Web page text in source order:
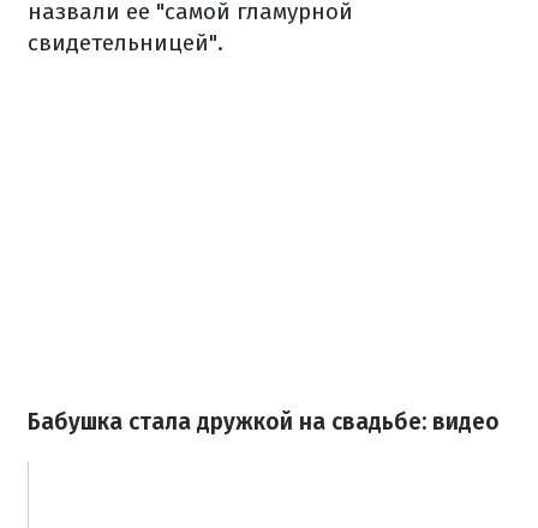
назвали ее "самой гламурной
свидетельницей".
Бабушка стала дружкой на свадьбе: видео